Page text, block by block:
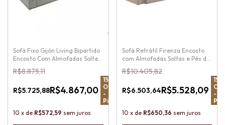
Sofá Fixo Gijón Living Bipartido
Encosto Com Almofadas Soltas
e Pés em Madeira
R$8.875,11
R$5.725,88R$4.867,00
15
OFF
-
Pix
10 x de R$572,59 sem juros
Sofá Retrátil Firenza Encosto
com Almofadas Soltas e Pés de
Madeira
R$10.405,82
R$6.503,64R$5.528,09
15
OFF
-
Pix
10 x de R$650,36 sem juros